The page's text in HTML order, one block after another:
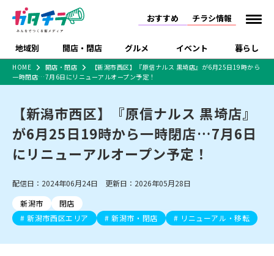
おすすめ チラシ情報
地域別 開店・閉店 グルメ イベント 暮らし
新潟市 下越
中越 上越
佐渡
開店 閉店
リニューアル・移転 休業 開店まとめ
閉店まとめ
新潟市・開店
新潟市・閉店
長岡市・開店
長岡市・閉店
ラーメン・開店
ラーメン・閉店
ラーメン 現地レポート
和食 洋食
スイーツ ランチ
体験・販売 祭り・伝統行事
趣味・展示会 ライブ・コンサート
スポーツ
酒月
施設・ショップ
住宅メーカー・工務
店
食品メーカー・県産
習い事・塾 アパレル・雑貨
フィットネス・ジム
観光スポット
温泉・入浴 ホテル 旅館
水族館
リラクゼーション・整体
スキー場
リユース・買取
特売セール インタビュー
特集・まとめ記事
セツコママ ランキング 新潟人
キャンペーン
開店まとめ
閉店まとめ
ラーメンまとめ
飲食店まとめ
食品スーパー・コンビ
ショッピングモール・
大型施設
ドラッグストア・ホーム
センター
ファッション 生活サービス
HOME 開店・閉店
【新潟市西区】『原信ナルス 黒埼店』が6月25日19時から
一時閉店…7月6日にリニューアルオープン予定！
【新潟市西区】『原信ナルス 黒埼店』
が6月25日19時から一時閉店…7月6日
にリニューアルオープン予定！
配信日：2024年06月24日 更新日：2026年05月28日
新潟市
閉店
新潟市西区エリア
新潟市・閉店 リニューアル・移転